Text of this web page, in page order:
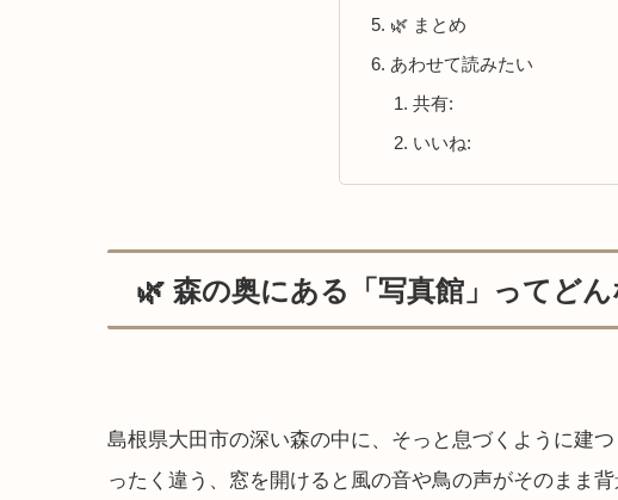
🌿 まとめ
あわせて読みたい
共有:
いいね:
🌿 森の奥にある「写真館」ってどん
島根県大田市の深い森の中に、そっと息づくように建
ったく違う、窓を開けると風の音や鳥の声がそのま